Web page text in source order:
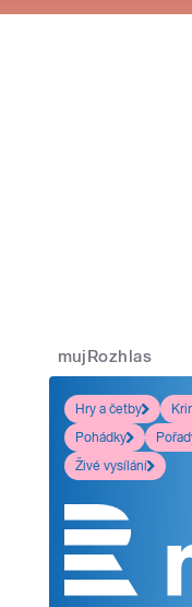
mujRozhlas
Hry a četby
Pohádky
Živé vysílání